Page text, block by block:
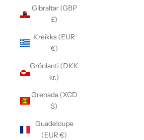
Gibraltar (GBP
£)
Kreikka (EUR
€)
Grönlanti (DKK
kr.)
Grenada (XCD
$)
Guadeloupe
(EUR €)